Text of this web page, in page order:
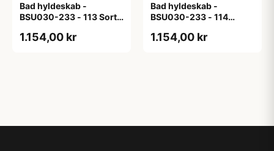
Bad hyldeskab -
BSU030-233 - 113 Sort
1.154,00 kr
Bad hyldeskab -
BSU030-233 - 114
m/eg ABS-kant
1.154,00 kr